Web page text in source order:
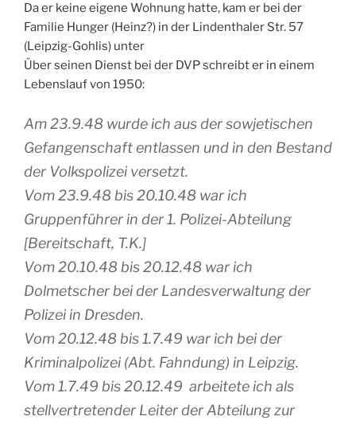
Da er keine eigene Wohnung hatte, kam er bei der
Familie Hunger (Heinz?) in der Lindenthaler Str. 57
(Leipzig-Gohlis) unter
Über seinen Dienst bei der DVP schreibt er in einem
Lebenslauf von 1950:
Am 23.9.48 wurde ich aus der sowjetischen
Gefangenschaft entlassen und in den Bestand
der Volkspolizei versetzt.
Vom 23.9.48 bis 20.10.48 war ich
Gruppenführer in der 1. Polizei-Abteilung
[Bereitschaft, T.K.]
Vom 20.10.48 bis 20.12.48 war ich
Dolmetscher bei der Landesverwaltung der
Polizei in Dresden.
Vom 20.12.48 bis 1.7.49 war ich bei der
Kriminalpolizei (Abt. Fahndung) in Leipzig.
Vom 1.7.49 bis 20.12.49 arbeitete ich als
stellvertretender Leiter der Abteilung zur